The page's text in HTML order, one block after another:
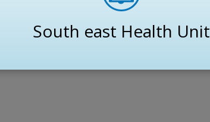
South east Health Unit